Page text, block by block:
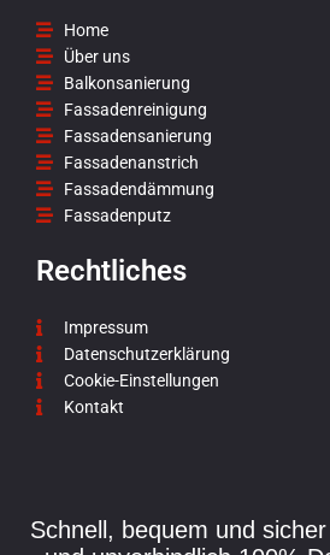
Home
Über uns
Balkonsanierung
Fassadenreinigung
Fassadensanierung
Fassadenanstrich
Fassadendämmung
Fassadenputz
Rechtliches
Impressum
Datenschutzerklärung
Cookie-Einstellungen
Kontakt